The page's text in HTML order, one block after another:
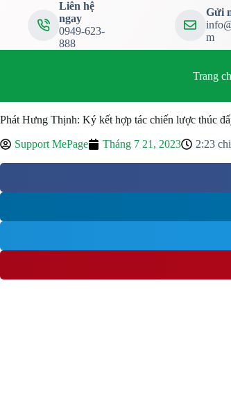
Liên hệ
ngay
0949-623-
888
Gửi
m
Trang
Phát Hưng Thịnh: Ký kết hợp tác chiến lược thúc
Support MePage Tháng 7 21, 2023 2:23